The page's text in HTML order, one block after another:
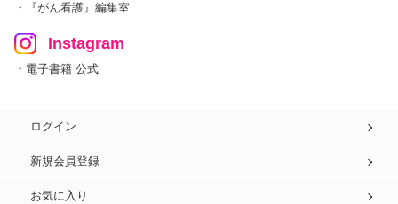
・『がん看護』編集室
Instagram
・電子書籍 公式
ログイン
新規会員登録
お気に入り